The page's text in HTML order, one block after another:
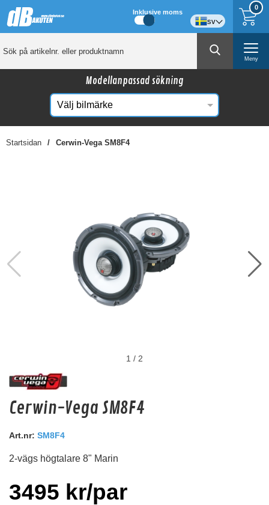
0
Inklusive moms
sv
Meny
Modellanpassad sökning
Startsidan Cerwin-Vega SM8F4
Master Audio CW400/4
4" högtalarelement
Snabblager 1-3 dagar
1 / 2
Cerwin-Vega SM8F4
Art.nr: SM8F4
2-vägs högtalare 8" Marin
3495 kr/par